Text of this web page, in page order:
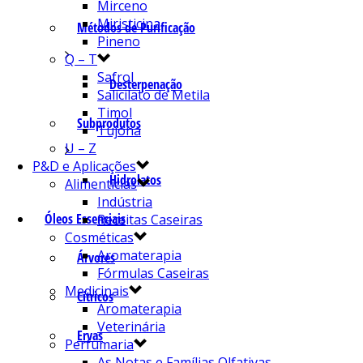
Métodos de Purificação
Desterpenação
Subprodutos
Hidrolatos
Óleos Essenciais
Árvores
Cítricos
Ervas
Mirceno
Miristicina
Pineno
Q – T
Safrol
Salicilato de Metila
Timol
Tujona
U – Z
P&D e Aplicações
Alimentícias
Indústria
Receitas Caseiras
Cosméticas
Aromaterapia
Fórmulas Caseiras
Medicinais
Aromaterapia
Veterinária
Perfumaria